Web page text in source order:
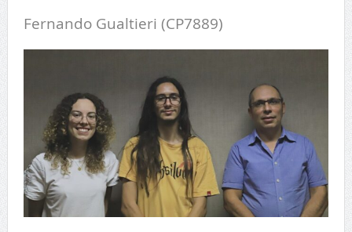
Fernando Gualtieri (CP7889)